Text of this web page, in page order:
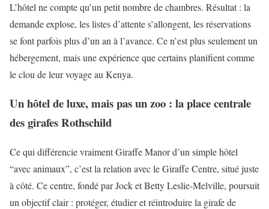
L’hôtel ne compte qu’un petit nombre de chambres. Résultat : la
demande explose, les listes d’attente s’allongent, les réservations
se font parfois plus d’un an à l’avance. Ce n’est plus seulement un
hébergement, mais une expérience que certains planifient comme
le clou de leur voyage au Kenya.
Un hôtel de luxe, mais pas un zoo : la place centrale
des girafes Rothschild
Ce qui différencie vraiment Giraffe Manor d’un simple hôtel
“avec animaux”, c’est la relation avec le Giraffe Centre, situé juste
à côté. Ce centre, fondé par Jock et Betty Leslie-Melville, poursuit
un objectif clair : protéger, étudier et réintroduire la girafe de